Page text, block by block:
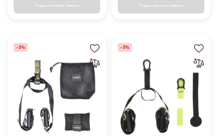
Повідомити коли з'явиться Повідомити коли з'явиться
-5% -5%